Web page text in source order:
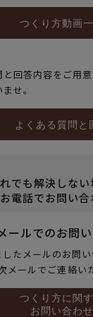
つくり方動画
回答内容をご用
せ。
よくある質問と
でも解決しない
電話でお問い合
ールでのお問
たメールのお問い
メールでご連絡い
つくり方に関
お問い合わせ